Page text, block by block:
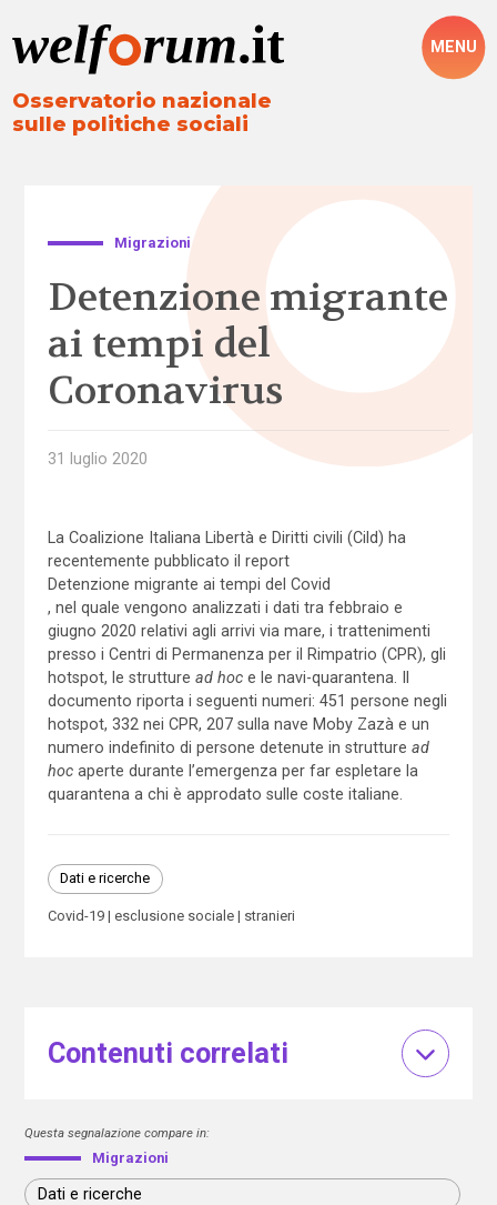
Osservatorio nazionale
sulle politiche sociali
MENU
Migrazioni
Detenzione migrante
ai tempi del
Coronavirus
31 luglio 2020
La Coalizione Italiana Libertà e Diritti civili (Cild) ha
recentemente pubblicato il report
Detenzione migrante ai tempi del Covid
, nel quale vengono analizzati i dati tra febbraio e
giugno 2020 relativi agli arrivi via mare, i trattenimenti
presso i Centri di Permanenza per il Rimpatrio (CPR), gli
hotspot, le strutture ad hoce le navi-quarantena. Il
documento riporta i seguenti numeri: 451 persone negli
hotspot, 332 nei CPR, 207 sulla nave Moby Zazà e un
numero indefinito di persone detenute in strutture ad
hocaperte durante l’emergenza per far espletare la
quarantena a chi è approdato sulle coste italiane.
Dati e ricerche
Covid-19 esclusione sociale stranieri
Contenuti correlati
Questa segnalazione compare in:
Migrazioni
Dati e ricerche